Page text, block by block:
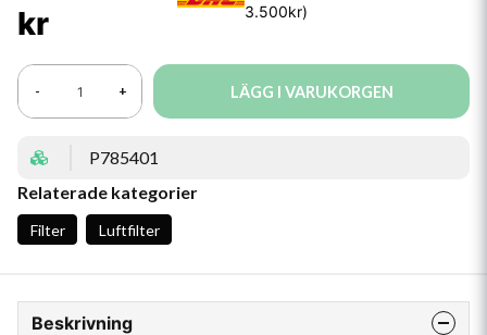
kr
- + LÄGG I VARUKORGEN
P785401
Relaterade kategorier
Filter Luftfilter
Beskrivning